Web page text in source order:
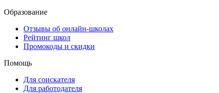
Образование
Отзывы об онлайн-школах
Рейтинг школ
Промокоды и скидки
Помощь
Для соискателя
Для работодателя